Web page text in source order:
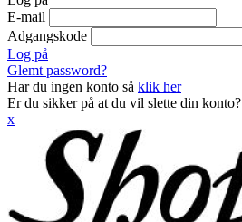
E-mail
Adgangskode
Log på
Glemt password?
Har du ingen konto så klik her
Er du sikker på at du vil slette din konto?
x